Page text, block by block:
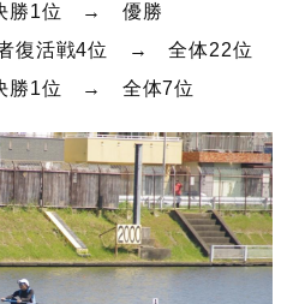
1位 → 優勝
者復活戦4位 → 全体22位
1位 → 全体7位